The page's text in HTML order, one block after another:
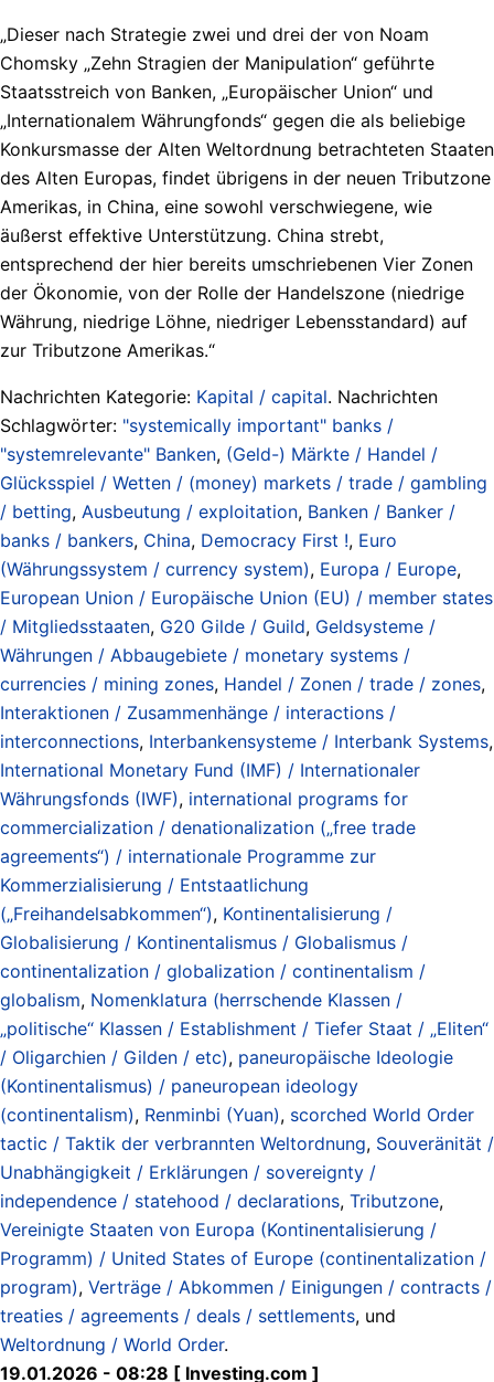
„Dieser nach Strategie zwei und drei der von Noam
Chomsky „Zehn Stragien der Manipulation“ geführte
Staatsstreich von Banken, „Europäischer Union“ und
„Internationalem Währungfonds“ gegen die als beliebige
Konkursmasse der Alten Weltordnung betrachteten Staaten
des Alten Europas, findet übrigens in der neuen Tributzone
Amerikas, in China, eine sowohl verschwiegene, wie
äußerst effektive Unterstützung. China strebt,
entsprechend der hier bereits umschriebenen Vier Zonen
der Ökonomie, von der Rolle der Handelszone (niedrige
Währung, niedrige Löhne, niedriger Lebensstandard) auf
zur Tributzone Amerikas.“
Nachrichten Kategorie: Kapital / capital. Nachrichten
Schlagwörter: "systemically important" banks /
"systemrelevante" Banken, (Geld-) Märkte / Handel /
Glücksspiel / Wetten / (money) markets / trade / gambling
/ betting, Ausbeutung / exploitation, Banken / Banker /
banks / bankers, China, Democracy First !, Euro
(Währungssystem / currency system), Europa / Europe,
European Union / Europäische Union (EU) / member states
/ Mitgliedsstaaten, G20 Gilde / Guild, Geldsysteme /
Währungen / Abbaugebiete / monetary systems /
currencies / mining zones, Handel / Zonen / trade / zones,
Interaktionen / Zusammenhänge / interactions /
interconnections, Interbankensysteme / Interbank Systems,
International Monetary Fund (IMF) / Internationaler
Währungsfonds (IWF), international programs for
commercialization / denationalization („free trade
agreements“) / internationale Programme zur
Kommerzialisierung / Entstaatlichung
(„Freihandelsabkommen“), Kontinentalisierung /
Globalisierung / Kontinentalismus / Globalismus /
continentalization / globalization / continentalism /
globalism, Nomenklatura (herrschende Klassen /
„politische“ Klassen / Establishment / Tiefer Staat / „Eliten“
/ Oligarchien / Gilden / etc), paneuropäische Ideologie
(Kontinentalismus) / paneuropean ideology
(continentalism), Renminbi (Yuan), scorched World Order
tactic / Taktik der verbrannten Weltordnung, Souveränität /
Unabhängigkeit / Erklärungen / sovereignty /
independence / statehood / declarations, Tributzone,
Vereinigte Staaten von Europa (Kontinentalisierung /
Programm) / United States of Europe (continentalization /
program), Verträge / Abkommen / Einigungen / contracts /
treaties / agreements / deals / settlements, und
Weltordnung / World Order.
19.01.2026 - 08:28 [ Investing.com ]